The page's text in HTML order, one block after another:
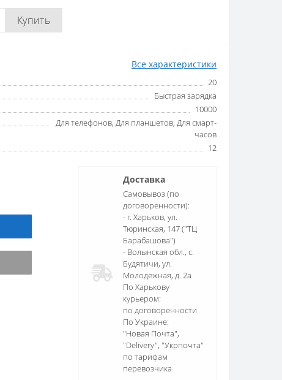
Купить
Все характеристики
20
Быстрая зарядка
10000
Для телефонов, Для планшетов, Для смарт-
часов
12
Доставка
Самовывоз (по
договоренности):
- г. Харьков, ул.
Тюринская, 147 ("ТЦ
Барабашова")
- Волынская обл., c.
Будятичи, ул.
Молодежная, д. 2а
По Харькову
курьером:
по договоренности
По Украине:
"Новая Почта",
"Delivery", "Укрпочта"
по тарифам
перевозчика